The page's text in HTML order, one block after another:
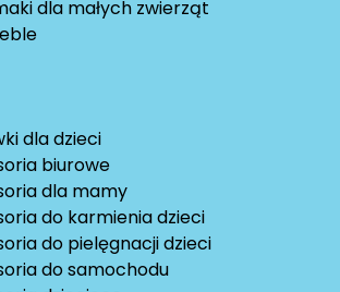
dla małych zwierząt
dla dzieci
biurowe
dla mamy
do karmienia dzieci
do pielęgnacji dzieci
do samochodu